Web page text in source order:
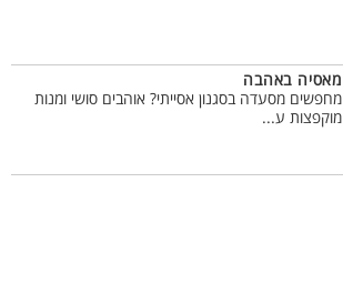
מאסיה באהבה
מחפשים מסעדה בסגנון אסייתי? אוהבים סושי ומנות
מוקפצות ע...